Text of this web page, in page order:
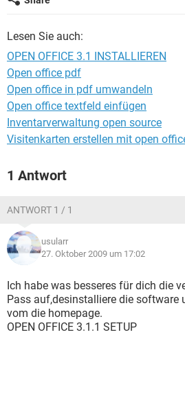
Lesen Sie auch:
OPEN OFFICE 3.1 INSTALLIEREN
Open office pdf
Open office in pdf umwandeln
Open office textfeld einfügen
Inventarverwaltung open source
Visitenkarten erstellen mit open
1 Antwort
ANTWORT 1 / 1
usularr
27. Oktober 2009 um 17:02
Ich habe was besseres für dich die
Pass auf,desinstalliere die software
vom die homepage.
OPEN OFFICE 3.1.1 SETUP